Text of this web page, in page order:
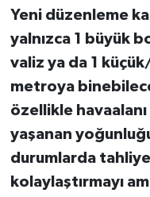
Yeni düzenleme
yalnızca 1 büyük
valiz ya da 1
metroya
özellikle
yaşanan
durumlarda
kolaylaştırmayı